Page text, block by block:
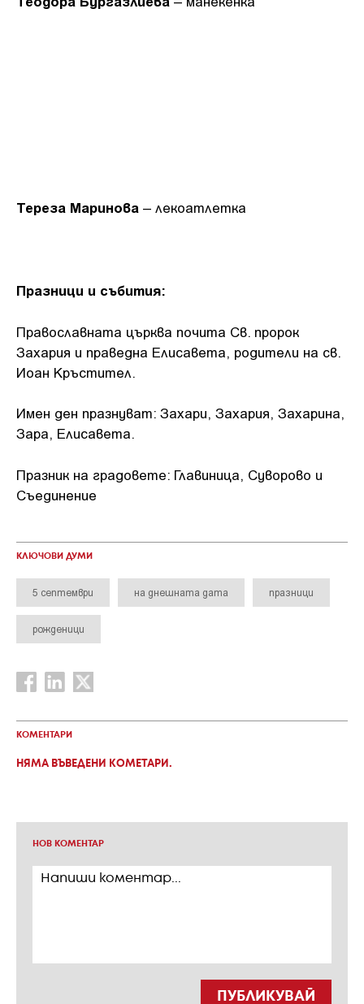
Тереза Маринова – лекоатлетка
Празници и събития:
Православната църква почита Св. пророк
Захария и праведна Елисавета, родители на св.
Иоан Кръстител.
Имен ден празнуват: Захари, Захария, Захарина,
Зара, Елисавета.
Празник на градовете: Главиница, Суворово и
Съединение
КЛЮЧОВИ ДУМИ
5 септември на днешната дата празници
рожденици
КОМЕНТАРИ
НЯМА ВЪВЕДЕНИ КОМЕТАРИ.
НОВ КОМЕНТАР
ПУБЛИКУВАЙ